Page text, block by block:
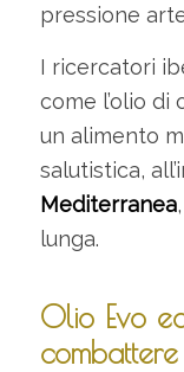
pressione
I ricercatori
come l’olio di
un alimento
salutistica,
Mediterranea
lunga.
Olio Evo